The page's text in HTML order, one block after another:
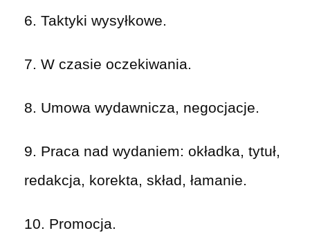
6. Taktyki wysyłkowe.
7. W czasie oczekiwania.
8. Umowa wydawnicza, negocjacje.
9. Praca nad wydaniem: okładka, tytuł,
redakcja, korekta, skład, łamanie.
10. Promocja.